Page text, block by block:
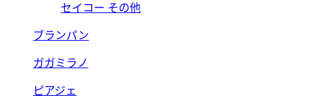
セイコー その他
ブランパン
ガガミラノ
ピアジェ